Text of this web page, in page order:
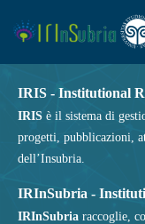
IRIS - Institutional
IRIS è il sistema di
progetti, pubblicazioni,
dell’Insubria.
IRInSubria -
IRInSubria raccoglie,